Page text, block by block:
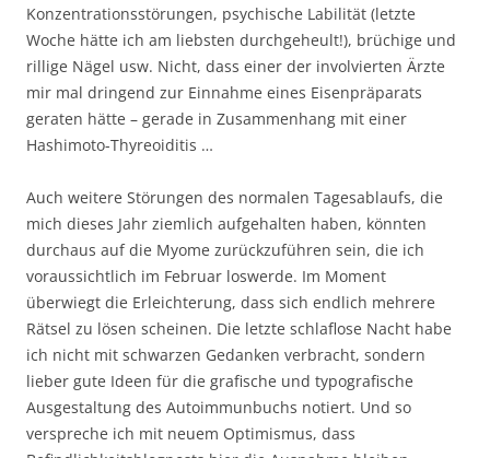
Konzentrationsstörungen, psychische Labilität (letzte
Woche hätte ich am liebsten durchgeheult!), brüchige und
rillige Nägel usw. Nicht, dass einer der involvierten Ärzte
mir mal dringend zur Einnahme eines Eisenpräparats
geraten hätte – gerade in Zusammenhang mit einer
Hashimoto-Thyreoiditis …
Auch weitere Störungen des normalen Tagesablaufs, die
mich dieses Jahr ziemlich aufgehalten haben, könnten
durchaus auf die Myome zurückzuführen sein, die ich
voraussichtlich im Februar loswerde. Im Moment
überwiegt die Erleichterung, dass sich endlich mehrere
Rätsel zu lösen scheinen. Die letzte schlaflose Nacht habe
ich nicht mit schwarzen Gedanken verbracht, sondern
lieber gute Ideen für die grafische und typografische
Ausgestaltung des Autoimmunbuchs notiert. Und so
verspreche ich mit neuem Optimismus, dass